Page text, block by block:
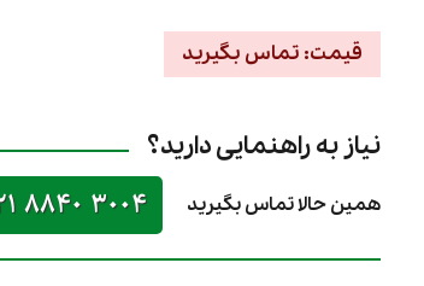
قیمت: تماس بگیرید
نیاز به راهنمایی دارید؟
همین حالا تماس بگیرید 8840 3004